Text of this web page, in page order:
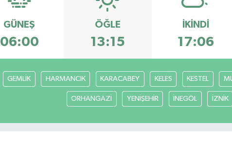
GÜNEŞ
06:00
ÖĞLE
13:15
İKINDI
17:06
GEMLİK HARMANCIK KARACABEY KELES KESTEL
ORHANGAZİ YENİŞEHİR İNEGÖL İZNİK